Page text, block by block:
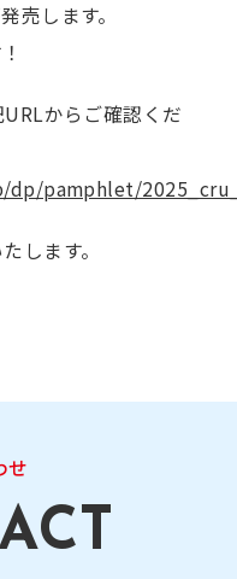
売します。
からご確認くだ
pamphlet/
します。
せ